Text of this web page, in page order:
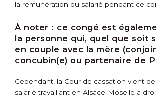
la rémunération du salarié pendant ce
À noter : ce congé est
la personne qui, quel que soit
en couple avec la mère
concubin(e) ou partenaire de
Cependant, la Cour de cassation vient
salarié travaillant en Alsace-Moselle a